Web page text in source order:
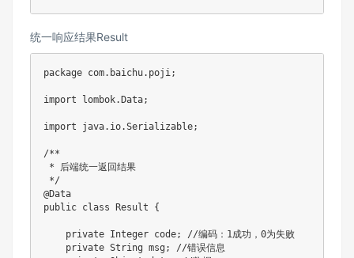
统一响应结果Result
package com. baichu. poji ;
import lombok.Data;
import java. io.Serializable;
/**
* 后端统一返回结果
*/
@Data
public class Result {
private Integer code;
//编码：1成功，0为失败
private String msg ;
//错误信息